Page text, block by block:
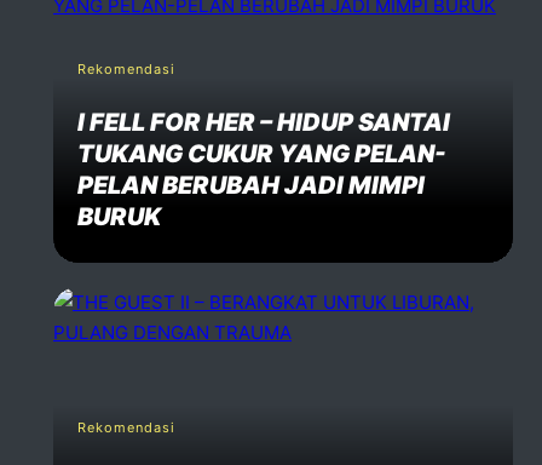
Rekomendasi
I FELL FOR HER – HIDUP SANTAI
TUKANG CUKUR YANG PELAN-
PELAN BERUBAH JADI MIMPI
BURUK
Rekomendasi